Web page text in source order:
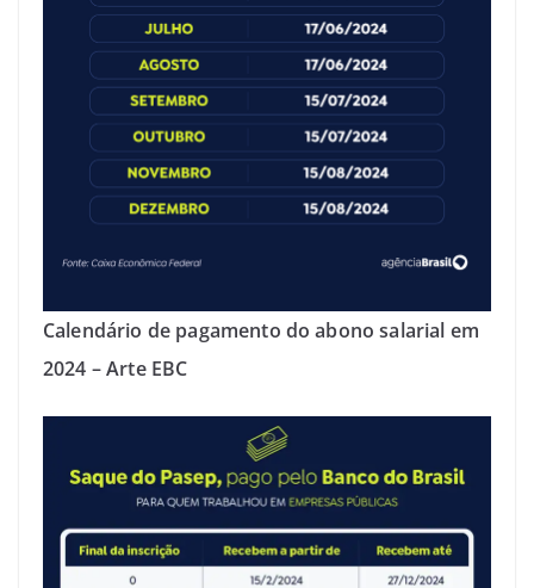
Calendário de pagamento do abono salarial em
2024 – Arte EBC